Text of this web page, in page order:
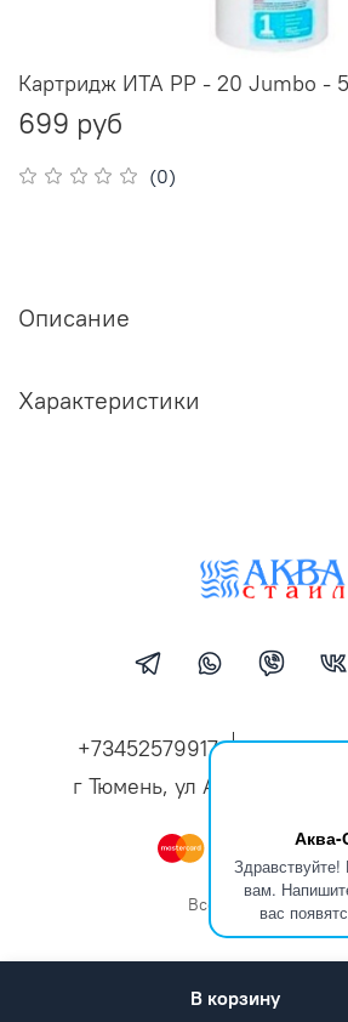
Аква-
Здравствуйте!
вам.
вас
(0)
Картридж ИТА PP - 20 Jumbo -
699 руб
В корзину
Описание
Характеристики
+73452579917
aqua-
г Тюмень, ул Александра
Все права защищены